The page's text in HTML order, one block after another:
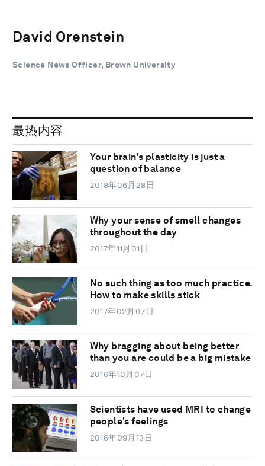
David Orenstein
Science News Officer, Brown University
最热内容
Your brain's plasticity is just a
question of balance
2018年06月28日
Why your sense of smell changes
throughout the day
2017年11月01日
No such thing as too much practice.
How to make skills stick
2017年02月07日
Why bragging about being better
than you are could be a big mistake
2016年10月07日
Scientists have used MRI to change
people's feelings
2016年09月13日